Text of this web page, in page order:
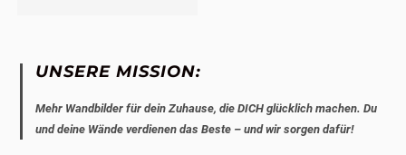
UNSERE MISSION:
Mehr Wandbilder für dein Zuhause, die DICH glücklich machen. Du
und deine Wände verdienen das Beste – und wir sorgen dafür!